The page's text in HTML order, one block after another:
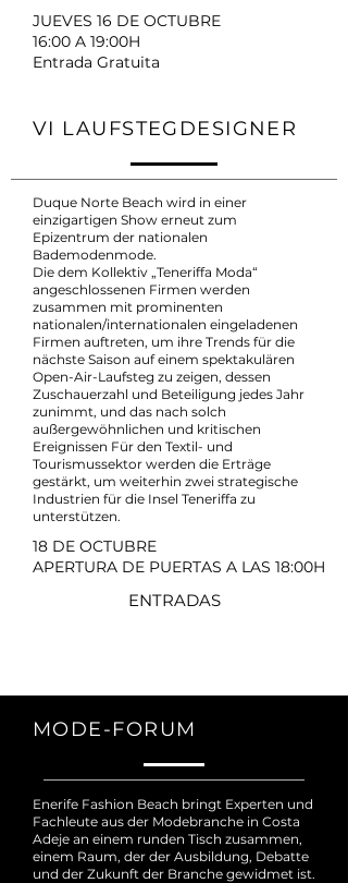
JUEVES 16 DE OCTUBRE
16:00 A 19:00H
Entrada Gratuita
VI LAUFSTEGDESIGNER
Duque Norte Beach wird in einer
einzigartigen Show erneut zum
Epizentrum der nationalen
Bademodenmode.
Die dem Kollektiv „Teneriffa Moda“
angeschlossenen Firmen werden
zusammen mit prominenten
nationalen/internationalen eingeladenen
Firmen auftreten, um ihre Trends für die
nächste Saison auf einem spektakulären
Open-Air-Laufsteg zu zeigen, dessen
Zuschauerzahl und Beteiligung jedes Jahr
zunimmt, und das nach solch
außergewöhnlichen und kritischen
Ereignissen Für den Textil- und
Tourismussektor werden die Erträge
gestärkt, um weiterhin zwei strategische
Industrien für die Insel Teneriffa zu
unterstützen.
18 DE OCTUBRE
APERTURA DE PUERTAS A LAS 18:00H
ENTRADAS
MODE-FORUM
Enerife Fashion Beach bringt Experten und
Fachleute aus der Modebranche in Costa
Adeje an einem runden Tisch zusammen,
einem Raum, der der Ausbildung, Debatte
und der Zukunft der Branche gewidmet ist.